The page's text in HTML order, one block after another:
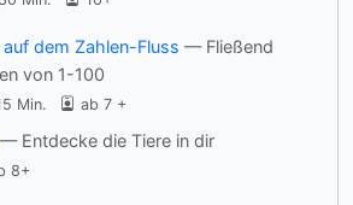
dem Zahlen-Fluss — Fließend
von 1-100
Min. ab 7 +
— Entdecke die Tiere in dir
8+